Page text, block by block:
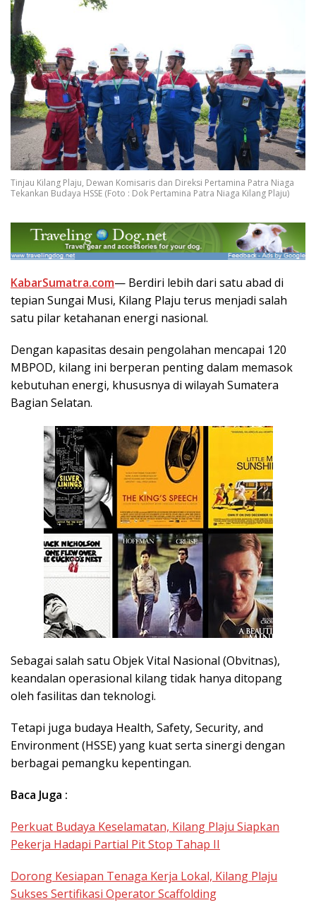
Tinjau Kilang Plaju, Dewan Komisaris dan Direksi Pertamina Patra Niaga
Tekankan Budaya HSSE (Foto : Dok Pertamina Patra Niaga Kilang Plaju)
KabarSumatra.com— Berdiri lebih dari satu abad di
tepian Sungai Musi, Kilang Plaju terus menjadi salah
satu pilar ketahanan energi nasional.
Dengan kapasitas desain pengolahan mencapai 120
MBPOD, kilang ini berperan penting dalam memasok
kebutuhan energi, khususnya di wilayah Sumatera
Bagian Selatan.
Sebagai salah satu Objek Vital Nasional (Obvitnas),
keandalan operasional kilang tidak hanya ditopang
oleh fasilitas dan teknologi.
Tetapi juga budaya Health, Safety, Security, and
Environment (HSSE) yang kuat serta sinergi dengan
berbagai pemangku kepentingan.
Baca Juga :
Perkuat Budaya Keselamatan, Kilang Plaju Siapkan
Pekerja Hadapi Partial Pit Stop Tahap II
Dorong Kesiapan Tenaga Kerja Lokal, Kilang Plaju
Sukses Sertifikasi Operator Scaffolding